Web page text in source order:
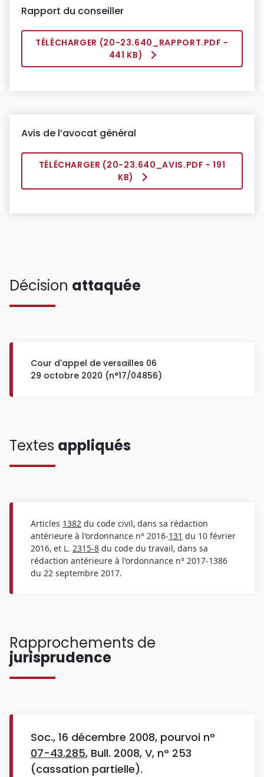
Rapport du conseiller
TÉLÉCHARGER (20-23.640_RAPPORT.PDF -
441 KB)
Avis de l’avocat général
TÉLÉCHARGER (20-23.640_AVIS.PDF - 191
KB)
Décision attaquée
Cour d'appel de versailles 06
29 octobre 2020 (n°17/04856)
Textes appliqués
Articles 1382 du code civil, dans sa rédaction
antérieure à l'ordonnance n° 2016-131 du 10 février
2016, et L. 2315-8 du code du travail, dans sa
rédaction antérieure à l'ordonnance n° 2017-1386
du 22 septembre 2017.
Rapprochements de
jurisprudence
Soc., 16 décembre 2008, pourvoi n°
07-43.285, Bull. 2008, V, n° 253
(cassation partielle).